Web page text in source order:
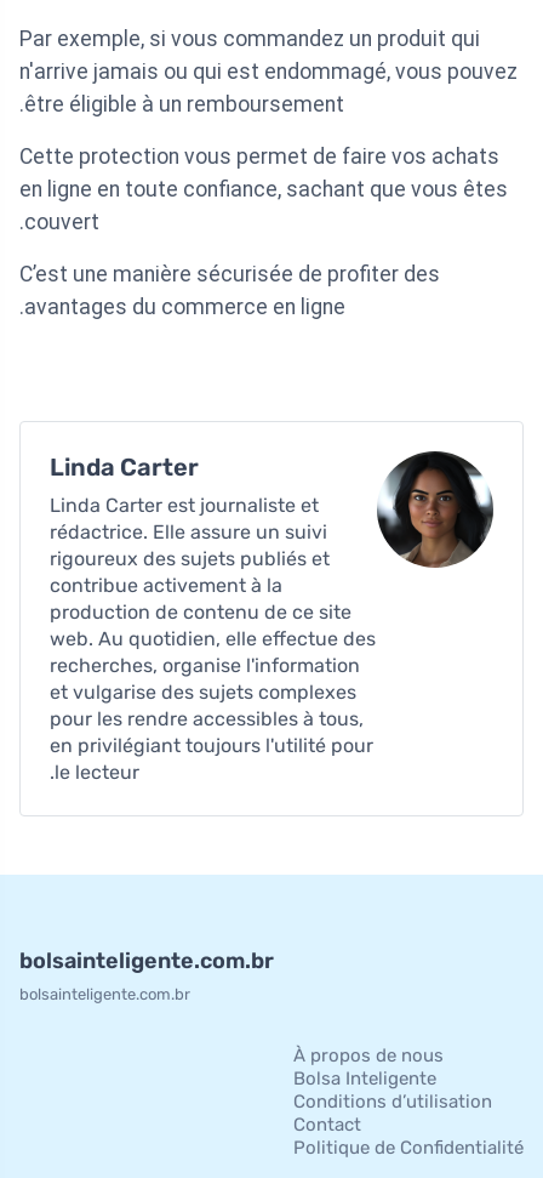
Par exemple, si vous commandez un produit qui
n'arrive jamais ou qui est endommagé, vous pouvez
être éligible à un remboursement.
Cette protection vous permet de faire vos achats
en ligne en toute confiance, sachant que vous êtes
couvert.
C’est une manière sécurisée de profiter des
avantages du commerce en ligne.
Linda Carter
Linda Carter est journaliste et
rédactrice. Elle assure un suivi
rigoureux des sujets publiés et
contribue activement à la
production de contenu de ce site
web. Au quotidien, elle effectue des
recherches, organise l'information
et vulgarise des sujets complexes
pour les rendre accessibles à tous,
en privilégiant toujours l'utilité pour
le lecteur.
bolsainteligente.com.br
bolsainteligente.com.br
À propos de nous
Bolsa Inteligente
Conditions d’utilisation
Contact
Politique de Confidentialité